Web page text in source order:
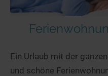
Ein Urlaub mit der
und schöne